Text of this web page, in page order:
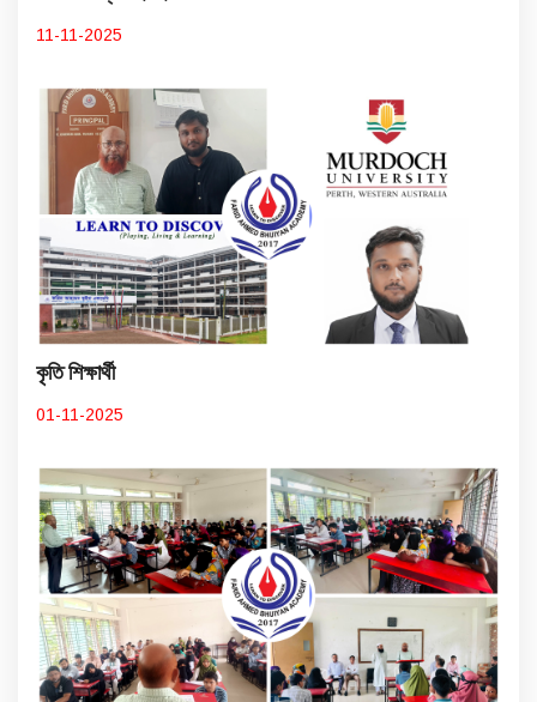
11-11-2025
কৃতি শিক্ষার্থী
01-11-2025